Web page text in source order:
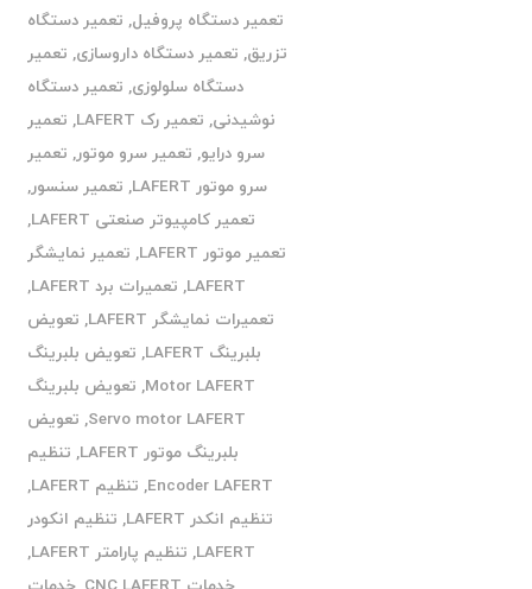
تعمیر دستگاه پروفیل, تعمیر دستگاه
تزریق, تعمیر دستگاه داروسازی, تعمیر
دستگاه سلولوزی, تعمیر دستگاه
نوشیدنی, تعمیر رک LAFERT , تعمیر
سرو درایو, تعمیر سرو موتور, تعمیر
سرو موتور LAFERT
, تعمیر سنسور,
تعمیر کامپیوتر صنعتی LAFERT
,
تعمیر موتور LAFERT
, تعمیر نمایشگر
LAFERT
, تعمیرات برد LAFERT
,
تعمیرات نمایشگر LAFERT
, تعویض
بلبرینگ LAFERT
, تعویض بلبرینگ
Motor LAFERT
, تعویض بلبرینگ
Servo motor LAFERT
, تعویض
بلبرینگ موتور LAFERT
, تنظیم
Encoder LAFERT
, تنظیم LAFERT
,
تنظیم انکدر LAFERT
, تنظیم انکودر
LAFERT
, تنظیم پارامتر LAFERT
,